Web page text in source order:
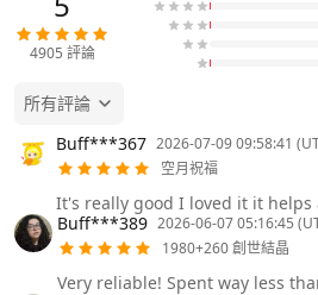
4905 評論
所有評論
Buff***367 2026-07-09 09:58:41
空月祝福
It's really good I loved it it helps
Buff***389 2026-06-07 05:16:45
1980+260 創世結晶
Very reliable! Spent way less